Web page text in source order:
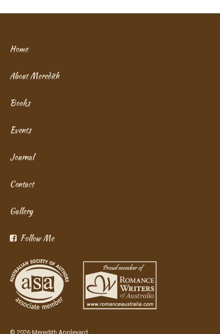
Home
About Meredith
Books
Events
Journal
Contact
Gallery
Follow Me
© 2026 Meredith Appleyard